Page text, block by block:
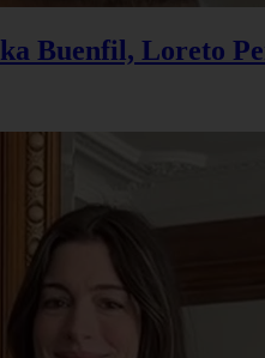
Buenfil, Loreto